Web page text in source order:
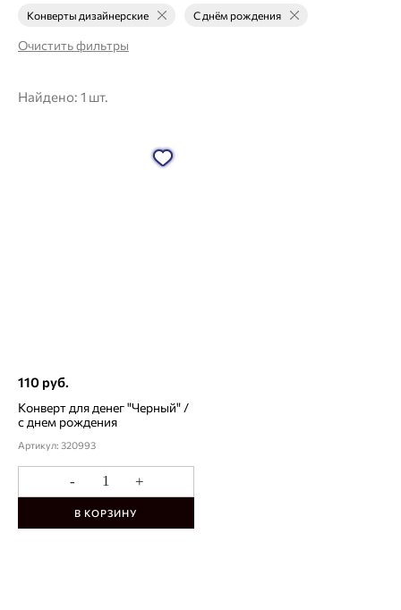
Конверты дизайнерские С днём рождения
Очистить фильтры
Найдено: 1 шт.
110 руб.
Конверт для денег "Черный" /
с днем рождения
Артикул: 320993
- +
В КОРЗИНУ